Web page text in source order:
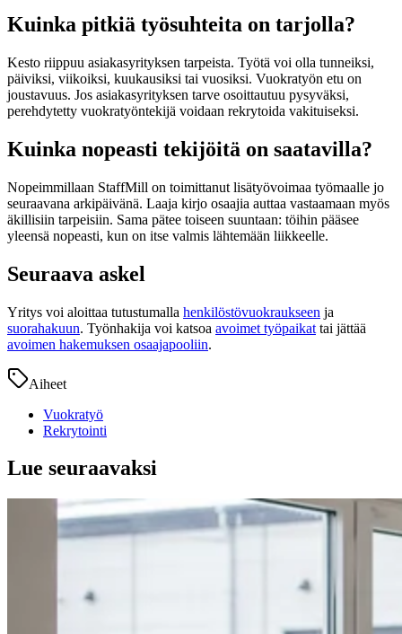
Kuinka pitkiä työsuhteita on tarjolla?
Kesto riippuu asiakasyrityksen tarpeista. Työtä voi olla tunneiksi,
päiviksi, viikoiksi, kuukausiksi tai vuosiksi. Vuokratyön etu on
joustavuus. Jos asiakasyrityksen tarve osoittautuu pysyväksi,
perehdytetty vuokratyöntekijä voidaan rekrytoida vakituiseksi.
Kuinka nopeasti tekijöitä on saatavilla?
Nopeimmillaan StaffMill on toimittanut lisätyövoimaa työmaalle jo
seuraavana arkipäivänä. Laaja kirjo osaajia auttaa vastaamaan myös
äkillisiin tarpeisiin. Sama pätee toiseen suuntaan: töihin pääsee
yleensä nopeasti, kun on itse valmis lähtemään liikkeelle.
Seuraava askel
Yritys voi aloittaa tutustumalla henkilöstövuokraukseen ja
suorahakuun. Työnhakija voi katsoa avoimet työpaikat tai jättää
avoimen hakemuksen osaajapooliin.
Aiheet
Vuokratyö
Rekrytointi
Lue seuraavaksi